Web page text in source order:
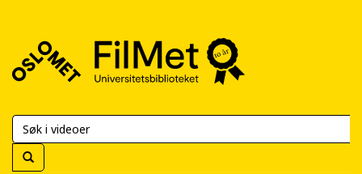
FilMet
Universitetsbiblioteket